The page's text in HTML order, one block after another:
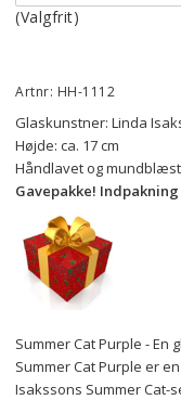
(Valgfrit)
Artnr: HH-1112
Glaskunstner: Linda
Højde: ca. 17 cm
Håndlavet og
Gavepakke!
Summer Cat Purple - En
Summer Cat Purple er
Isakssons Summer Cat-